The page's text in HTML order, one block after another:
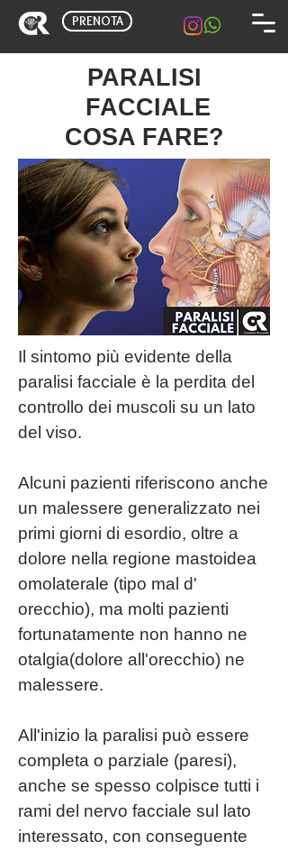
PRENOTA
PARALISI
FACCIALE
COSA FARE?
Il sintomo più evidente della
paralisi facciale è la perdita del
controllo dei muscoli su un lato
del viso.
Alcuni pazienti riferiscono anche
un malessere generalizzato nei
primi giorni di esordio, oltre a
dolore nella regione mastoidea
omolaterale (tipo mal d'
orecchio), ma molti pazienti
fortunatamente non hanno ne
otalgia(dolore all'orecchio) ne
malessere.
All'inizio la paralisi può essere
completa o parziale (paresi),
anche se spesso colpisce tutti i
rami del nervo facciale sul lato
interessato, con conseguente